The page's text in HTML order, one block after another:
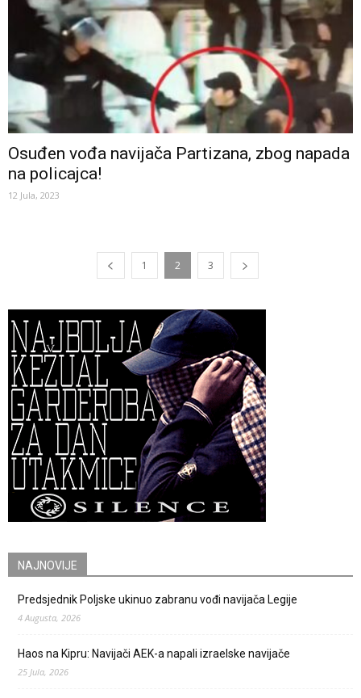
Osuđen vođa navijača Partizana, zbog napada
na policajca!
12 Jula, 2023
1 2 3
NAJNOVIJE
Predsjednik Poljske ukinuo zabranu vođi navijača Legije
4 Augusta, 2026
Haos na Kipru: Navijači AEK-a napali izraelske navijače
25 Jula, 2026